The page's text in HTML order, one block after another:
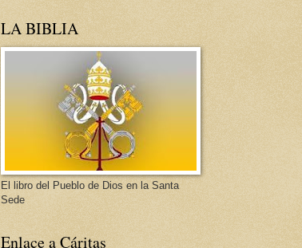
LA BIBLIA
El libro del Pueblo de Dios en la Santa
Sede
Enlace a Cáritas